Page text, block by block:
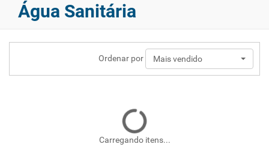
Água Sanitária
Ordenar por Mais vendido
Carregando itens...